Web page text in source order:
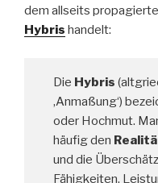
dem allseits
Hybris handelt:
Die Hybris
‚Anmaßung‘)
oder Hochmut.
häufig den
und die
Fähigkeiten,